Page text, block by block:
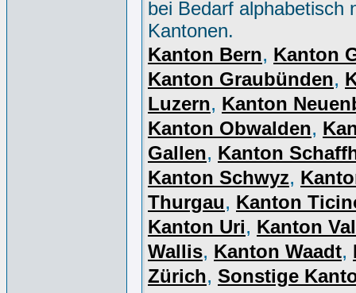
bei Bedarf alphabetisch
Kantonen.
Kanton Bern, Kanton
Kanton Graubünden,
Luzern, Kanton
Kanton Obwalden,
Gallen, Kanton
Kanton Schwyz,
Thurgau, Kanton
Kanton Uri, Kanton
Wallis, Kanton Waadt,
Zürich, Sonstige